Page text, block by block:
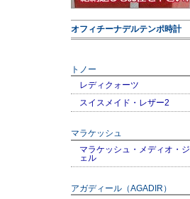
オフィチーナデルテンポ時計
トノー
レディクォーツ
スイスメイド・レザー2
マラケッシュ
マラケッシュ・メディオ・ジ
ェル
アガディール（AGADIR）